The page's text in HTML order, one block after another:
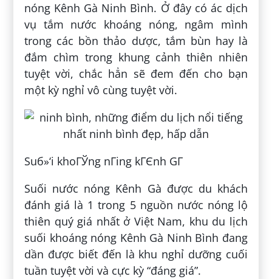
nóng Kênh Gà Ninh Bình. Ở đây có ác dịch
vụ tắm nước khoáng nóng, ngâm mình
trong các bồn thảo dược, tắm bùn hay là
đắm chìm trong khung cảnh thiên nhiên
tuyệt vời, chắc hẳn sẽ đem đến cho bạn
một kỳ nghỉ vô cùng tuyệt vời.
Suб»‘i khoГЎng nГіng kГЄnh GГ
Suối nước nóng Kênh Gà được du khách
đánh giá là 1 trong 5 nguồn nước nóng lộ
thiên quý giá nhất ở Việt Nam, khu du lịch
suối khoáng nóng Kênh Gà Ninh Bình đang
dần được biết đến là khu nghỉ dưỡng cuối
tuần tuyệt vời và cực kỳ “đáng giá”.